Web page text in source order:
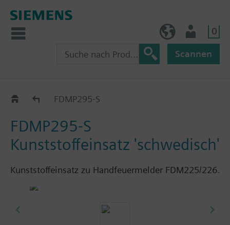
0
Scannen
ZubehörFDMP295-S
FDMP295-S
Kunststoffeinsatz 'schwedisch'
Kunststoffeinsatz zu Handfeuermelder FDM225/226.